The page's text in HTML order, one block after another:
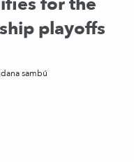
playoffs
sambú